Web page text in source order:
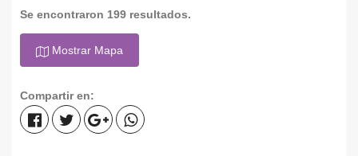
Se encontraron 199 resultados.
Mostrar Mapa
Compartir en: